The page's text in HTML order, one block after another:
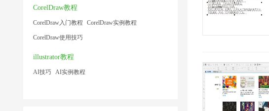
CorelDraw教程
CorelDraw入门教程 CorelDraw实例教程
CorelDraw使用技巧
illustrator教程
AI技巧 AI实例教程